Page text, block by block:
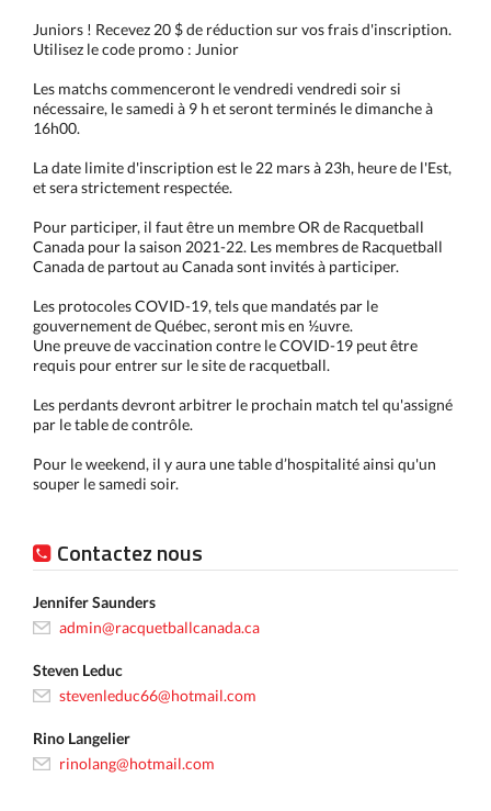
Juniors ! Recevez 20 $ de réduction sur vos frais d'inscription.
Utilisez le code promo : Junior
Les matchs commenceront le vendredi vendredi soir si
nécessaire, le samedi à 9 h et seront terminés le dimanche à
16h00.
La date limite d'inscription est le 22 mars à 23h, heure de l'Est,
et sera strictement respectée.
Pour participer, il faut être un membre OR de Racquetball
Canada pour la saison 2021-22. Les membres de Racquetball
Canada de partout au Canada sont invités à participer.
Les protocoles COVID-19, tels que mandatés par le
gouvernement de Québec, seront mis en ½uvre.
Une preuve de vaccination contre le COVID-19 peut être
requis pour entrer sur le site de racquetball.
Les perdants devront arbitrer le prochain match tel qu'assigné
par le table de contrôle.
Pour le weekend, il y aura une table d’hospitalité ainsi qu'un
souper le samedi soir.
Contactez nous
Jennifer Saunders
admin@racquetballcanada.ca
Steven Leduc
stevenleduc66@hotmail.com
Rino Langelier
rinolang@hotmail.com